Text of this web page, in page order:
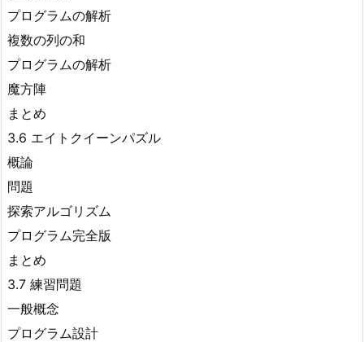
プログラムの解析
複数の列の和
プログラムの解析
魔方陣
まとめ
3.6 エイトクイーンパズル
概論
問題
探索アルゴリズム
プログラム完全版
まとめ
3.7 練習問題
一般概念
プログラム設計